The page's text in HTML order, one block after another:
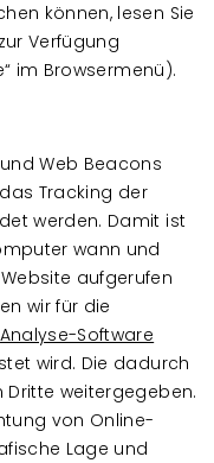
können, lesen Sie
Verfügung
im Browsermenü).
Web Beacons
Tracking der
werden. Damit ist
wann und
aufgerufen
wir für die
Analyse-Software
wird. Die dadurch
weitergegeben.
von Online-
Lage und